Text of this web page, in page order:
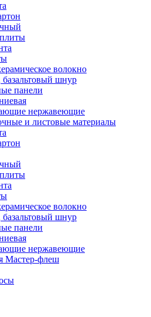
волокно
шнур
панели
нержавеющие
и листовые материалы
волокно
шнур
панели
нержавеющие
Мастер-флеш